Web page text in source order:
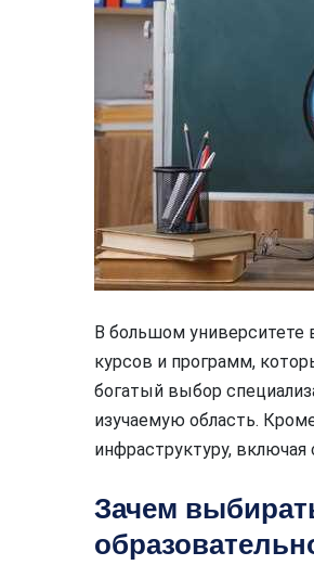
В большом университете
курсов и программ,
богатый выбор
изучаемую область.
инфраструктуру,
Зачем